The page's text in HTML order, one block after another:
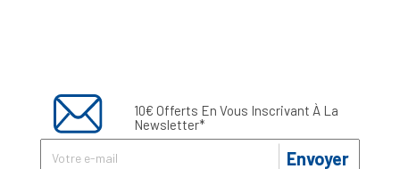
10€ Offerts En Vous Inscrivant À La
Newsletter*
Envoyer